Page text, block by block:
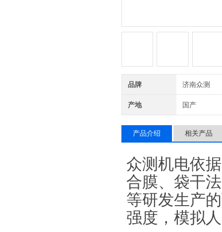
品牌 济南众测
产地 国产
产品介绍 相关产品
众测机电依
合膜、袋干
等研发生产的
强度，模拟